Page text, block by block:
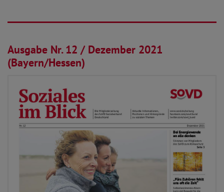
01.12.2021
Ausgabe Nr. 12 / Dezember 2021
(Bayern/Hessen)